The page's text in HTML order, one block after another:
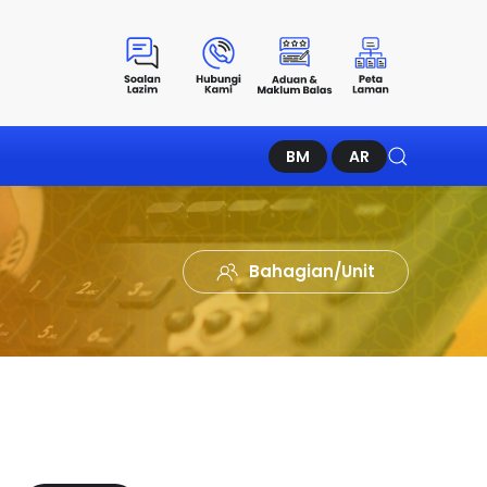
BM AR
Bahagian/Unit